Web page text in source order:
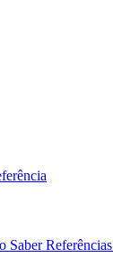
SaberReferências